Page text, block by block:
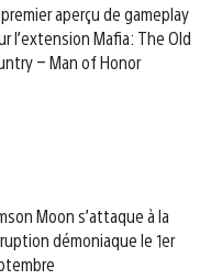
aperçu de gameplay
l’extension Mafia: The Old
– Man of Honor
Moon s’attaque à la
démoniaque le 1er